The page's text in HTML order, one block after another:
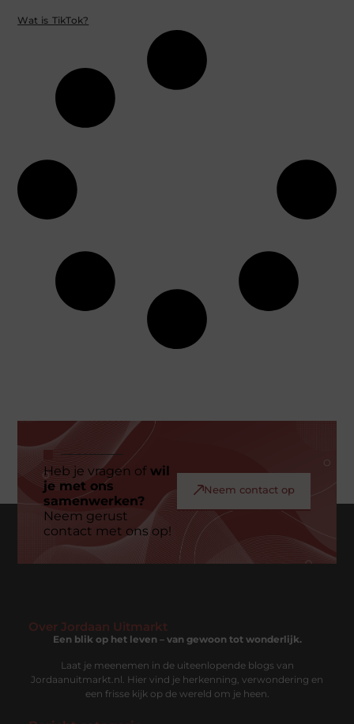
Wat is TikTok?
Heb je vragen ofwil
je met ons
samenwerken?
Neem gerust
contact met ons op!
Neem contact op
Over Jordaan Uitmarkt
Een blik op het leven – van gewoon tot wonderlijk.
Laat je meenemen in de uiteenlopende blogs van
Jordaanuitmarkt.nl. Hier vind je herkenning, verwondering en
een frisse kijk op de wereld om je heen.